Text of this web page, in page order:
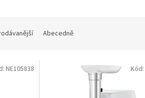
Abecedně
NE105838 Kód: